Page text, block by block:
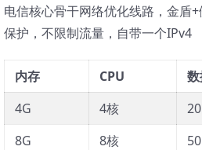
电信核心骨干网络优化线路，金盾
保护，不限制流量，自带一个IPv4
内存 CPU
4G
4核
8G
8核